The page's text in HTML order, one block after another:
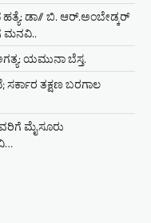
ಡಾ// ಬಿ. ಆರ್.ಅಂಬೇಡ್ಕರ್
ಮನವಿ..
ಯಮುನಾ ಬೆಸ್ತ.
ತಕ್ಷಣ ಬರಗಾಲ
ಮೈಸೂರು